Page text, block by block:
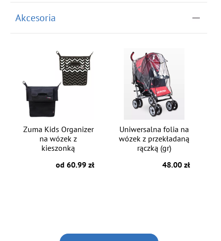
Akcesoria
Zuma Kids Organizer
na wózek z
kieszonką
od 60.99 zł
Uniwersalna folia na
wózek z przekładaną
rączką (gr)
48.00 zł